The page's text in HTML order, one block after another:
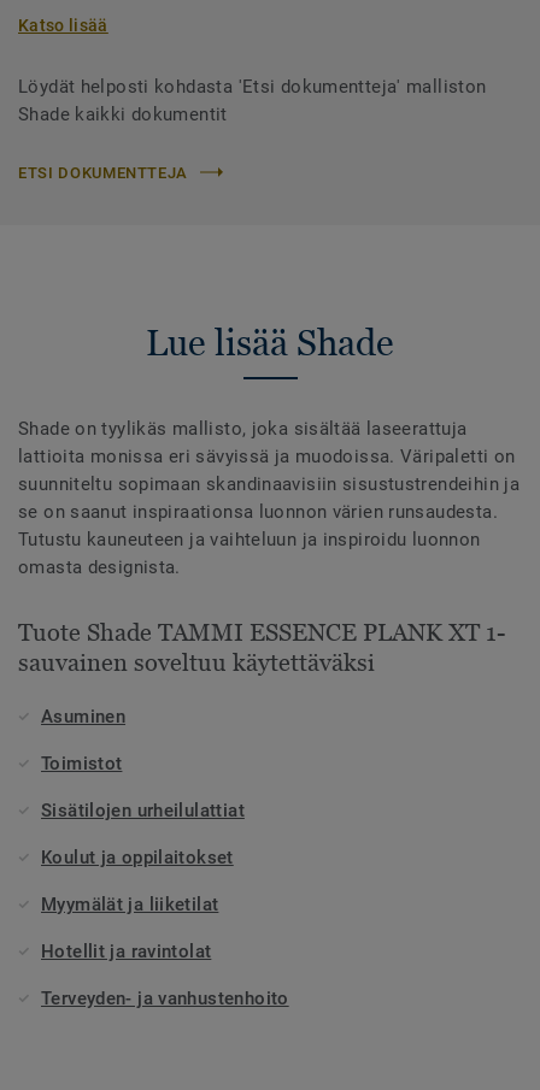
Katso lisää
Löydät helposti kohdasta 'Etsi dokumentteja' malliston
Shade kaikki dokumentit
ETSI DOKUMENTTEJA
Lue lisää Shade
Shade on tyylikäs mallisto, joka sisältää laseerattuja
lattioita monissa eri sävyissä ja muodoissa. Väripaletti on
suunniteltu sopimaan skandinaavisiin sisustustrendeihin ja
se on saanut inspiraationsa luonnon värien runsaudesta.
Tutustu kauneuteen ja vaihteluun ja inspiroidu luonnon
omasta designista.
Tuote Shade TAMMI ESSENCE PLANK XT 1-
sauvainen soveltuu käytettäväksi
Asuminen
Toimistot
Sisätilojen urheilulattiat
Koulut ja oppilaitokset
Myymälät ja liiketilat
Hotellit ja ravintolat
Terveyden- ja vanhustenhoito